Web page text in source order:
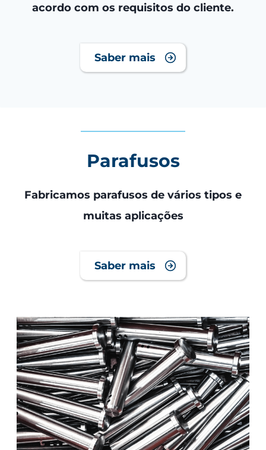
acordo com os requisitos do cliente.
Saber mais
Parafusos
Fabricamos parafusos de vários tipos e
muitas aplicações
Saber mais